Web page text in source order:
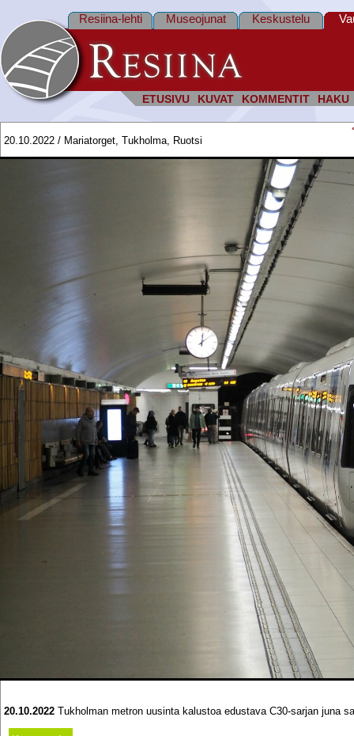
ETUSIVU KUVAT KOMMENTIT HAKU
Resiina-lehti Museojunat Keskustelu
20.10.2022 / Mariatorget, Tukholma, Ruotsi
20.10.2022 Tukholman metron uusinta kalustoa edustava C30-sarjan juna